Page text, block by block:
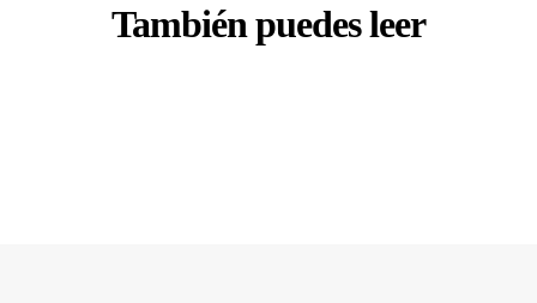
También puedes leer